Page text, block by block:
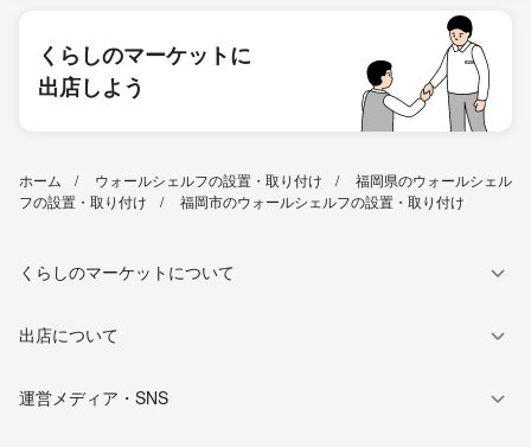
くらしのマーケットに
出店しよう
ホーム ウォールシェルフの設置・取り付け
福岡県のウォールシェル
フの設置・取り付け
福岡市のウォールシェルフの設置・取り付け
くらしのマーケットについて
出店について
運営メディア・SNS